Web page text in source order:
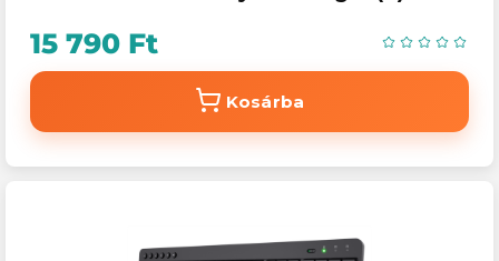
15 790 Ft
Kosárba